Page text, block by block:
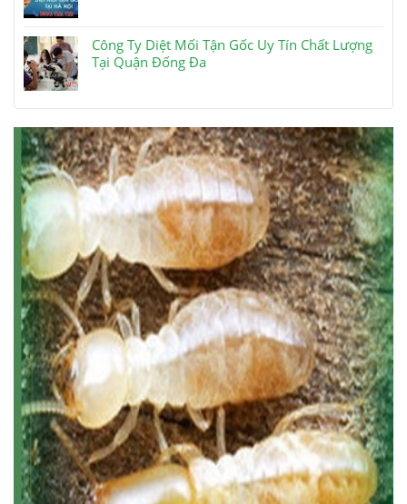
Công Ty Diệt Mối Tận Gốc Uy Tín Chất Lượng
Tại Quận Đống Đa